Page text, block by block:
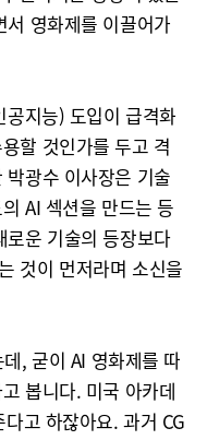
영화제를 이끌어가
지능) 도입이 급격화
할 것인가를 두고 격
광수 이사장은 기술
AI 섹션을 만드는 등
운 기술의 등장보다
것이 먼저라며 소신을
, 굳이 AI 영화제를 따
봅니다. 미국 아카데
고 하잖아요. 과거 CG